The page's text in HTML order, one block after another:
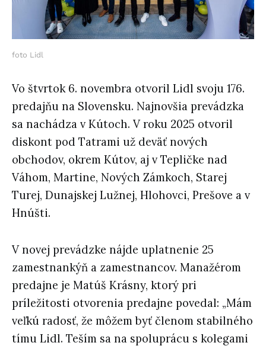
foto Lidl
Vo štvrtok 6. novembra otvoril Lidl svoju 176.
predajňu na Slovensku. Najnovšia prevádzka
sa nachádza v Kútoch. V roku 2025 otvoril
diskont pod Tatrami už deväť nových
obchodov, okrem Kútov, aj v Tepličke nad
Váhom, Martine, Nových Zámkoch, Starej
Turej, Dunajskej Lužnej, Hlohovci, Prešove a v
Hnúšti.
V novej prevádzke nájde uplatnenie 25
zamestnankýň a zamestnancov. Manažérom
predajne je Matúš Krásny, ktorý pri
príležitosti otvorenia predajne povedal: „Mám
veľkú radosť, že môžem byť členom stabilného
tímu Lidl. Teším sa na spoluprácu s kolegami